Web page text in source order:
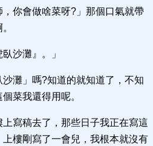
你會做啥菜呀?」那個口氣就帶
沙灘』。」
灘」嗎?知道的就知道了，不知
菜我還得用呢。
寫稿去了，那些日子我正在寫這
樓剛寫了一會兒，我根本就沒有